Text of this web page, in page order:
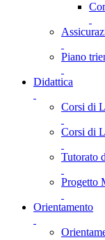
Piano
Didattica
Corsi di
Corsi di
Tutorato
Progetto
Orientamento